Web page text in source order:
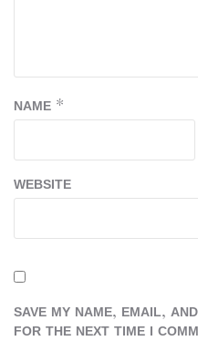
NAME *
WEBSITE
SAVE MY NAME, EMAIL,
FOR THE NEXT TIME I